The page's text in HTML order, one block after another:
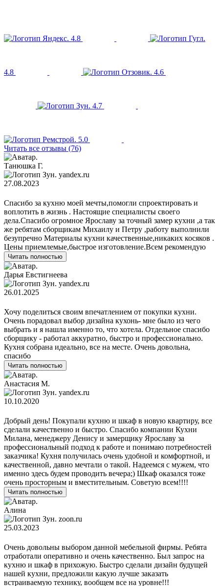
4.8
4.8 4.6
4.7
5.0
Читать все отзывы (76)
Танюшка Г.
yandex.ru
27.08.2023
Спасибо за кухню моей мечты,помогли спроектировать и
воплотить в жизнь . Настоящие специалисты своего
дела.Спасибо огромное Ярославу за точный замер кухни ,а так
же ребятам сборщикам Михаилу и Петру ,работу выполнили
безупречно Материалы кухни качественные,никаких косяков .
Цены приемлемые,быстрое изготовление.Всем рекомендую
Читать полностью
Дарья Евстигнеева
yandex.ru
26.01.2025
Хочу поделиться своим впечатлением от покупки кухни.
Очень порадовал выбор дизайна кухонь- мне было из чего
выбрать и я нашла именно то, что хотела. Отдельное спасибо
сборщику - работал аккуратно, быстро и профессионально.
Кухня собрана идеально, все на месте. Очень довольна,
спасибо
Читать полностью
Анастасия М.
yandex.ru
10.10.2020
Добрый день! Покупали кухню и шкаф в новую квартиру, все
сделали качественно и быстро. Спасибо компании Кухни
Милана, менеджеру Денису и замерщику Ярославу за
профессиональный подход к работе и понимаю потребностей
заказчика! Кухня получилась очень удобной и комфортной, и
качественной, давно мечтали о такой. Надеемся с мужем, что
именно здесь будем проводить вечера;) Шкаф оказался тоже
очень просторным и вместительным. Советую всем!!!!
Читать полностью
Алина
zoon.ru
25.03.2023
Очень довольны выбором данной мебельной фирмы. Ребята
отработали оперативно и очень качественно. Был запрос на
кухню и шкаф в прихожую. Быстро сделали дизайн будущей
нашей кухни, предложили какую лучше заказать
встраиваемую технику, вообщем все на уровне!!!